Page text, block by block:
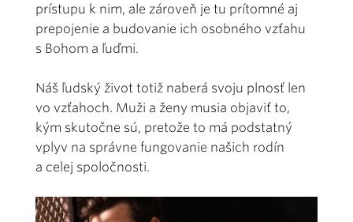
prístupu k nim, ale zároveň je tu prítomné aj
prepojenie a budovanie ich osobného vzťahu
s Bohom a ľuďmi.
Náš ľudský život totiž naberá svoju plnosť len
vo vzťahoch. Muži a ženy musia objaviť to,
kým skutočne sú, pretože to má podstatný
vplyv na správne fungovanie našich rodín
a celej spoločnosti.